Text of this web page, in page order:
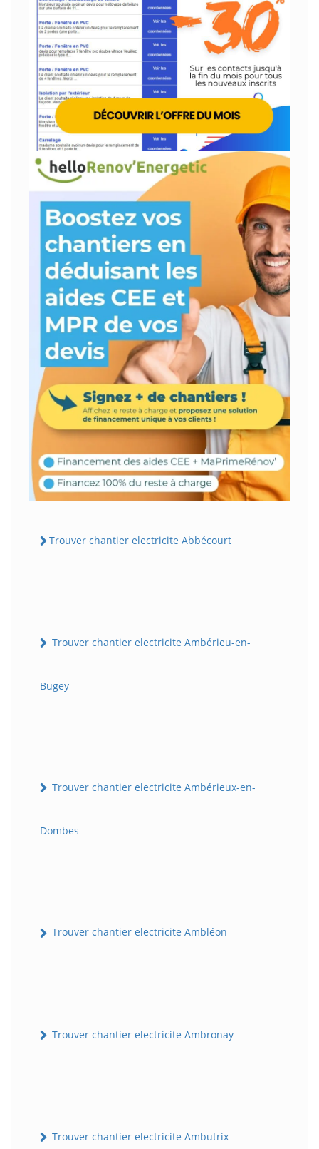
Trouver chantier electricite Abbécourt
Trouver chantier electricite Ambérieu-en-
Bugey
Trouver chantier electricite Ambérieux-en-
Dombes
Trouver chantier electricite Ambléon
Trouver chantier electricite Ambronay
Trouver chantier electricite Ambutrix